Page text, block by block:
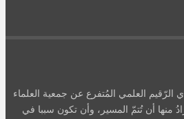
العلمي المُتفرع عن جمعية العلماء
منها أن تُتمّ المسير، وأن تكون سببا في